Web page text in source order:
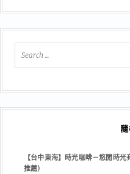
【台中東海】時光咖啡－悠閒時
推薦）